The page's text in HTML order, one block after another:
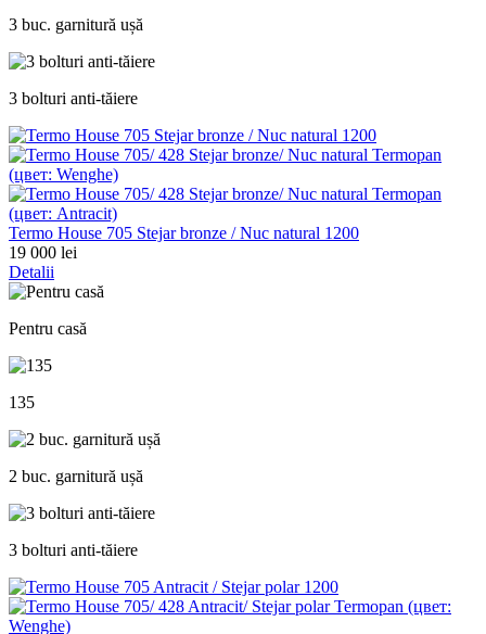
3 buc. garnitură ușă
3 bolturi anti-tăiere
Termo House 705 Stejar bronze / Nuc natural 1200
19 000 lei
Detalii
Pentru casă
135
2 buc. garnitură ușă
3 bolturi anti-tăiere